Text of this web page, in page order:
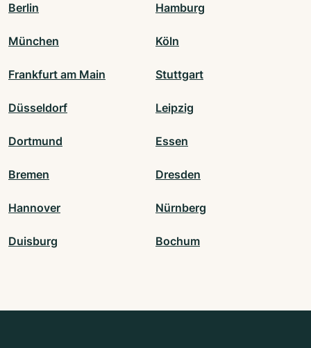
Berlin Hamburg
München Köln
Frankfurt am Main Stuttgart
Düsseldorf Leipzig
Dortmund Essen
Bremen Dresden
Hannover Nürnberg
Duisburg Bochum